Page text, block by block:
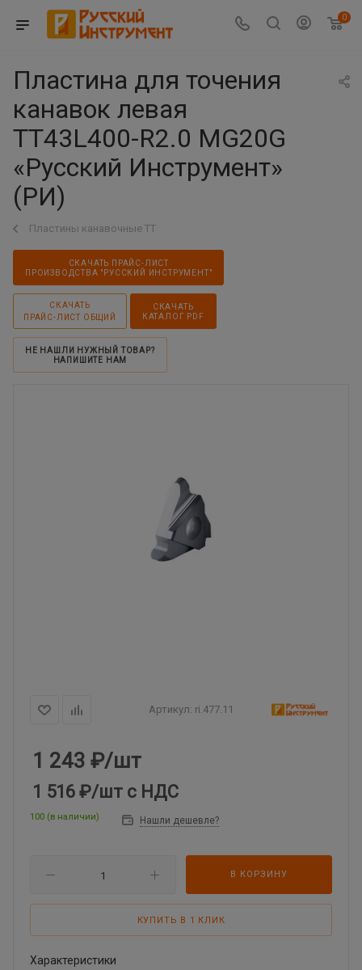
0
Пластина для точения
канавок левая
TT43L400-R2.0 MG20G
«Русский Инструмент»
(РИ)
Пластины канавочные TT
СКАЧАТЬ ПРАЙС-ЛИСТ
ПРОИЗВОДСТВА "РУССКИЙ ИНСТРУМЕНТ"
СКАЧАТЬ
ПРАЙС-ЛИСТ ОБЩИЙ
СКАЧАТЬ
КАТАЛОГ PDF
НЕ НАШЛИ НУЖНЫЙ ТОВАР?
НАПИШИТЕ НАМ
Артикул: ri.477.11
1 243 ₽/шт
1 516 ₽/шт с НДС
100 (в наличии) Нашли дешевле?
В КОРЗИНУ
КУПИТЬ В 1 КЛИК
Характеристики